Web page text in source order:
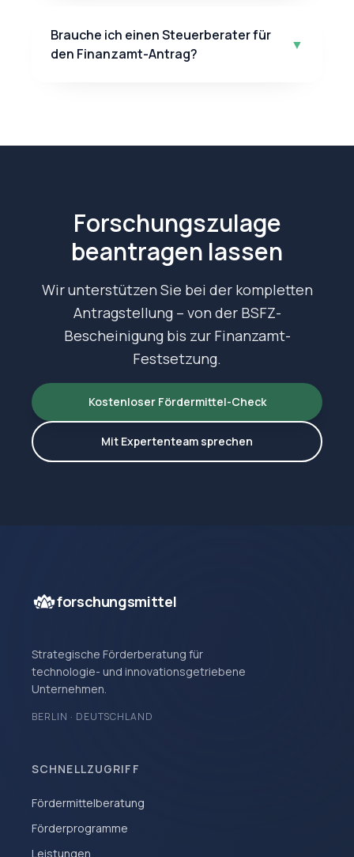
Brauche ich einen Steuerberater für
den Finanzamt-Antrag?
▼
Forschungszulage
beantragen lassen
Wir unterstützen Sie bei der kompletten
Antragstellung – von der BSFZ-
Bescheinigung bis zur Finanzamt-
Festsetzung.
Kostenloser Fördermittel-Check
Mit Expertenteam sprechen
forschungsmittel
Strategische Förderberatung für
technologie- und innovationsgetriebene
Unternehmen.
BERLIN · DEUTSCHLAND
SCHNELLZUGRIFF
Fördermittelberatung
Förderprogramme
Leistungen